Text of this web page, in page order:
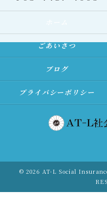
ごあいさつ
ブログ
プライバシーポリシー
© 2026 AT-L Social